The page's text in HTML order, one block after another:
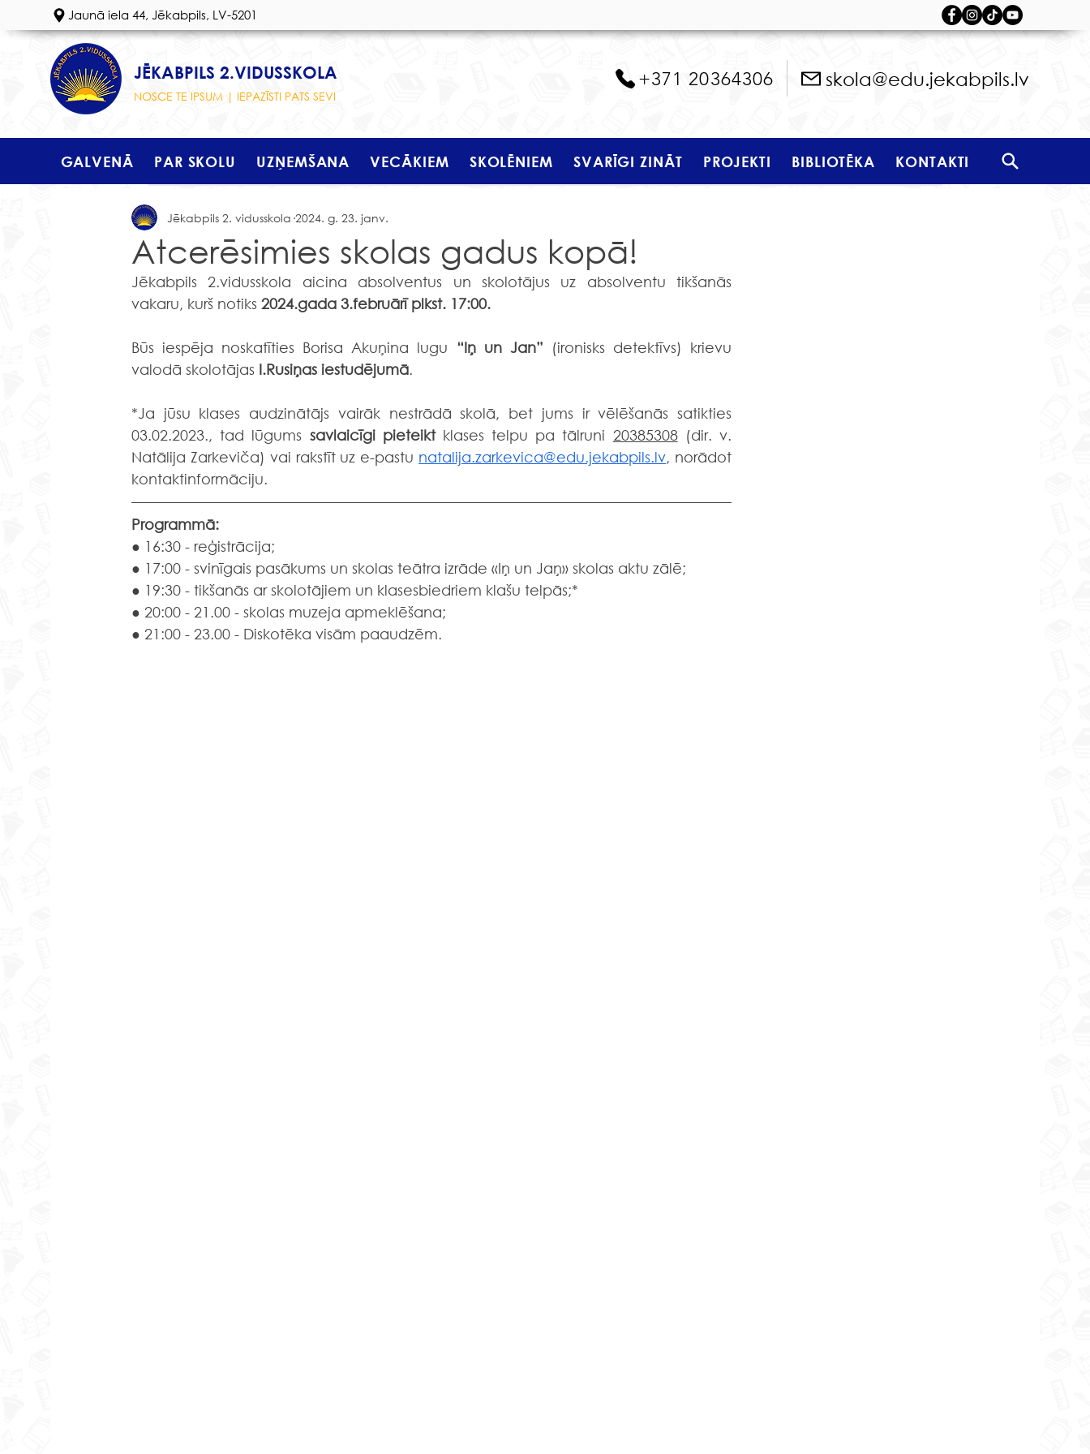
Jaunā iela 44, Jēkabpils, LV-5201
JĒKABPILS 2.VIDUSSKOLA
NOSCE TE IPSUM | IEPAZĪSTI PATS SEVI
+371 20364306 skola@edu.jekabpils.lv
GALVENĀ PAR SKOLU UZŅEMŠANA VECĀKIEM SKOLĒNIEM SVARĪGI ZINĀT PROJEKTI BIBLIOTĒKA KONTAKTI
Atcerēsimies skolas gadus kopā!
Jēkabpils 2. vidusskola 2024. g. 23. janv.
Jēkabpils 2.vidusskola aicina absolventus un skolotājus uz absolventu tikšanās
vakaru, kurš notiks 2024.gada 3.februārī plkst. 17:00.
Būs iespēja noskatīties Borisa Akuņina lugu “Iņ un Jan” (ironisks detektīvs) krievu
valodā skolotājas I.Rusiņas iestudējumā.
*Ja jūsu klases audzinātājs vairāk nestrādā skolā, bet jums ir vēlēšanās satikties
03.02.2023., tad lūgums savlaicīgi pieteikt klases telpu pa tālruni 20385308 (dir. v.
Natālija Zarkeviča) vai rakstīt uz e-pastu natalija.zarkevica@edu.jekabpils.lv, norādot
kontaktinformāciju.
Programmā:
● 16:30 - reģistrācija;
● 17:00 - svinīgais pasākums un skolas teātra izrāde «Iņ un Jaņ» skolas aktu zālē;
● 19:30 - tikšanās ar skolotājiem un klasesbiedriem klašu telpās;*
● 20:00 - 21.00 - skolas muzeja apmeklēšana;
● 21:00 - 23.00 - Diskotēka visām paaudzēm.